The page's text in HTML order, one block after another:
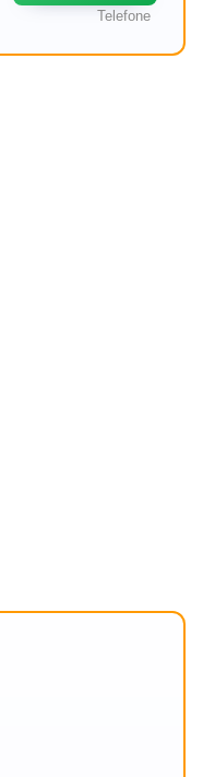
Telefone